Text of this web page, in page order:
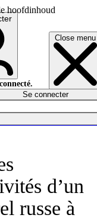
hoofdinhoud
Close menu
Se connecter
d’un
russe à